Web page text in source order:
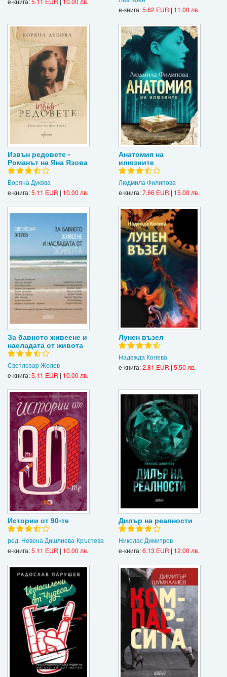
е-книга:5.62 EUR | 11.00 лв.
Извън редовете -
Романът на Яна Язова
Боряна Дукова
е-книга:5.11 EUR | 10.00 лв.
Анатомия на
илюзиите
Людмила Филипова
е-книга:7.66 EUR | 15.00 лв.
За бавното живеене и
насладата от живота
Светлозар Желев
е-книга:5.11 EUR | 10.00 лв.
Лунен възел
Надежда Колева
е-книга:2.81 EUR | 5.50 лв.
Истории от 90-те
ред. Невена Дишлиева-Кръстева
е-книга:5.11 EUR | 10.00 лв.
Дилър на реалности
Николас Димитров
е-книга:6.13 EUR | 12.00 лв.